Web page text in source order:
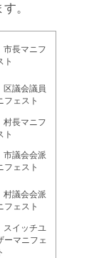
。
市長マニフ
ト
区議会議員
フェスト
村長マニフ
ト
市議会会派
フェスト
村議会会派
フェスト
スイッチユ
ーマニフェ